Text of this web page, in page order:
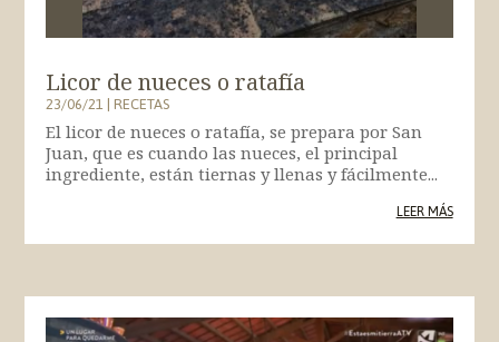
Licor de nueces o ratafía
23/06/21|RECETAS
El licor de nueces o ratafía, se prepara por San
Juan, que es cuando las nueces, el principal
ingrediente, están tiernas y llenas y fácilmente...
LEER MÁS